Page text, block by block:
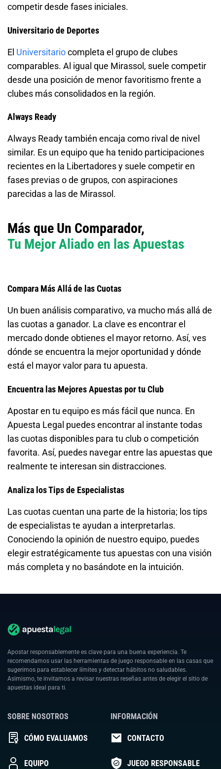
competir desde fases iniciales.
Universitario de Deportes
El Universitariocompleta el grupo de clubes
comparables. Al igual que Mirassol, suele competir
desde una posición de menor favoritismo frente a
clubes más consolidados en la región.
Always Ready
Always Ready también encaja como rival de nivel
similar. Es un equipo que ha tenido participaciones
recientes en la Libertadores y suele competir en
fases previas o de grupos, con aspiraciones
parecidas a las de Mirassol.
Más que Un Comparador,
Tu Mejor Aliado en las Apuestas
Compara Más Allá de las Cuotas
Un buen análisis comparativo, va mucho más allá de
las cuotas a ganador. La clave es encontrar el
mercado donde obtienes el mayor retorno. Así, ves
dónde se encuentra la mejor oportunidad y dónde
está el mayor valor para tu apuesta.
Encuentra las Mejores Apuestas por tu Club
Apostar en tu equipo es más fácil que nunca. En
Apuesta Legal puedes encontrar al instante todas
las cuotas disponibles para tu club o competición
favorita. Así, puedes navegar entre las apuestas que
realmente te interesan sin distracciones.
Analiza los Tips de Especialistas
Las cuotas cuentan una parte de la historia; los tips
de especialistas te ayudan a interpretarlas.
Conociendo la opinión de nuestro equipo, puedes
elegir estratégicamente tus apuestas con una visión
más completa y no basándote en la intuición.
Apostar responsablemente es clave para una buena experiencia. Te
recomendamos usar las herramientas de juego responsable en las casas que
sugerimos para establecer límites y detectar hábitos no saludables.
Asimismo, te invitamos a revisar nuestras reseñas antes de elegir el sitio de
apuestas ideal para ti.
SOBRE NOSOTROS
CÓMO EVALUAMOS
EQUIPO
INFORMACIÓN
CONTACTO
JUEGO RESPONSABLE